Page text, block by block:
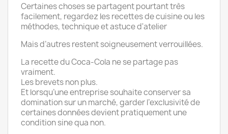
Certaines choses se partagent pourtant très
facilement, regardez les recettes de cuisine ou les
méthodes, technique et astuce d'atelier
Mais d’autres restent soigneusement verrouillées.
La recette du Coca-Cola ne se partage pas
vraiment.
Les brevets non plus.
Et lorsqu’une entreprise souhaite conserver sa
domination sur un marché, garder l’exclusivité de
certaines données devient pratiquement une
condition sine qua non.